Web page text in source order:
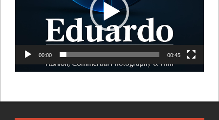
00:00 00:45